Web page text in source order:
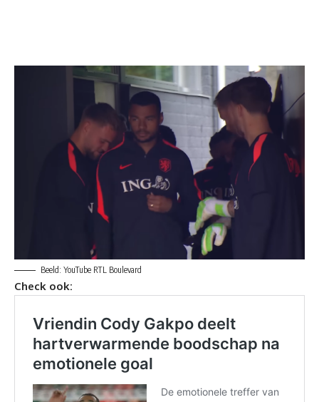
Beeld: YouTube RTL Boulevard
Check ook: